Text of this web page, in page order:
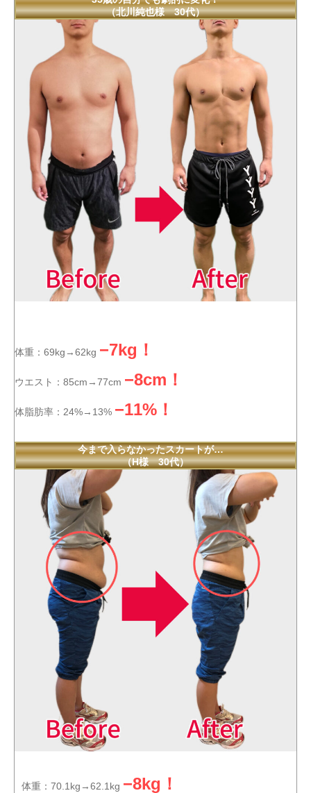
（北川純也様 30代）
体重：69kg→62kg −7kg！
ウエスト：85cm→77cm −8cm！
体脂肪率：24%→13% −11%！
今まで入らなかったスカートが…
（H様 30代）
体重：70.1kg→62.1kg −8kg！